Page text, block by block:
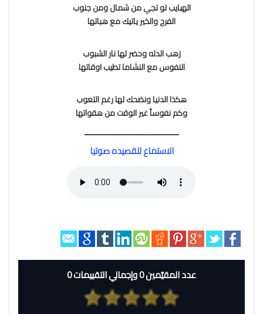
الهبايب لو تجي من شمال ومن جنوب
الفرج والخير ياتيك مع هباتها
زهب الدله وحضر لها نار الشبوب
النفوس مع النشاما تطيب اوقاتها
هكذا الدنيا ونضحك لها رغم التعوب
وكم نفوساً غير الوقت من هقواتها
ــــــــــــــــــــــــــــــــــــــــ
الاستماع للقصيده صوتيا
عدد المقيّمين 0 وإجمالي التقييمات 0